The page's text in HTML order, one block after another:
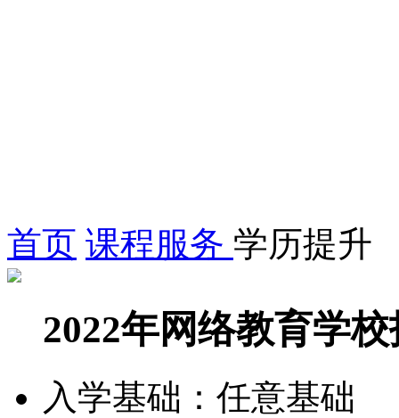
首页 课程服务 学历提升
2022年网络教育学
入学基础： 任意基础